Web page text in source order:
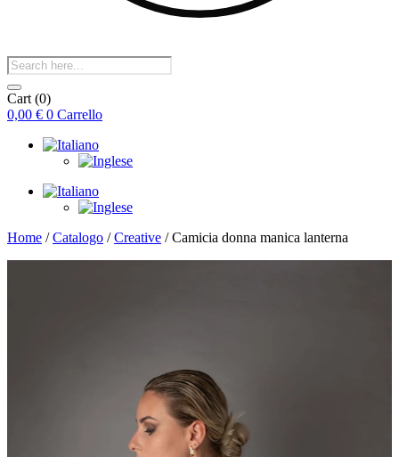
Products
search
Cart (0)
0,00 € 0 Carrello
Home /Catalogo /Creative / Camicia donna manica lanterna